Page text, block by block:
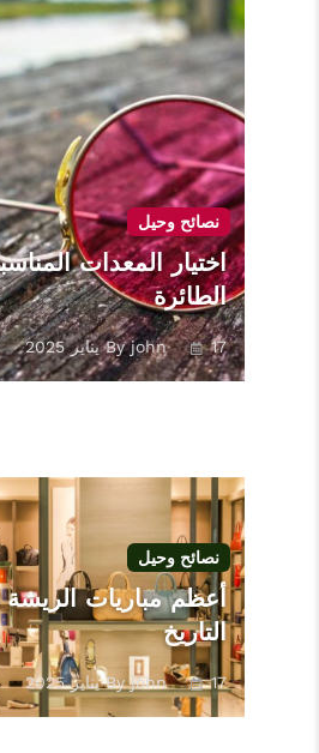
نصائح وحيل
اختيار المعدات
الطائرة
By john 17 يناير 2025
نصائح وحيل
أعظم مباريات
التاريخ
By john 17 يناير 2025